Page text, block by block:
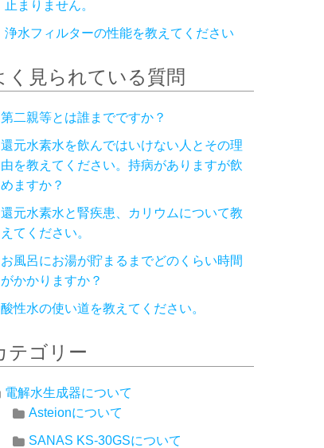
止まりません。
浄水フィルターの性能を教えてください
く見られている質問
第二親等とは誰までですか？
還元水素水を飲んではいけない人とその理
由を教えてください。持病がありますが飲
めますか？
還元水素水と腎疾患、カリウムについて教
えてください。
お風呂にお湯が貯まるまでどのくらい時間
がかかりますか？
酸性水の使い道を教えてください。
テゴリー
電解水生成器について
Asteionについて
SANAS KS-30GSについて